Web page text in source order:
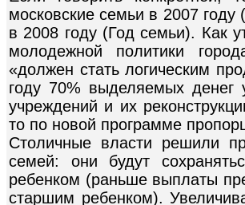
московские семьи в 2007 году
в 2008 году (Год семьи). Как
молодежной политики
«должен стать логическим
году 70% выделяемых денег
учреждений и их
то по новой программе
Столичные власти решили
семей: они будут
ребенком (раньше выплаты
старшим ребенком).